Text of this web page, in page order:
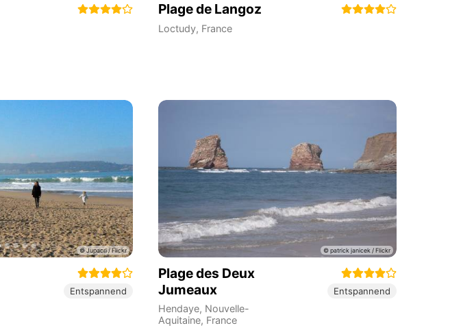
Plage de Langoz
Loctudy, France
Entspannend
Plage des Deux
Jumeaux
Hendaye, Nouvelle-
Aquitaine, France
Entspannend